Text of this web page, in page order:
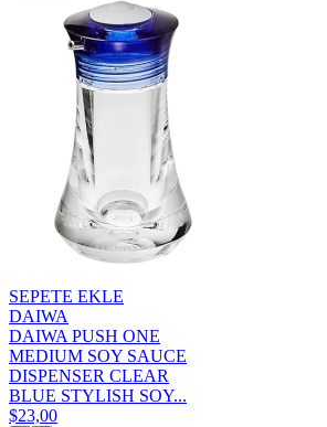
SEPETE EKLE
DAIWA
DAIWA PUSH ONE
MEDIUM SOY SAUCE
DISPENSER CLEAR
BLUE STYLISH SOY...
$23,00